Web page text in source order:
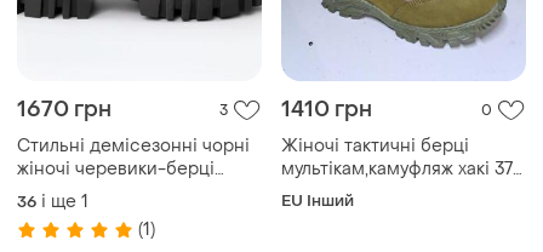
1670 грн 3
Стильні демісезонні чорні
жіночі черевики-берці
шкіряні,натуральна шкіра,на
грубій тракторній
підошві,осінні,весняні
36 і ще 1
(1)
1410 грн 0
Жіночі тактичні берці
мультікам,камуфляж хакі 37-
38-39 розміру,армійські
EU Інший